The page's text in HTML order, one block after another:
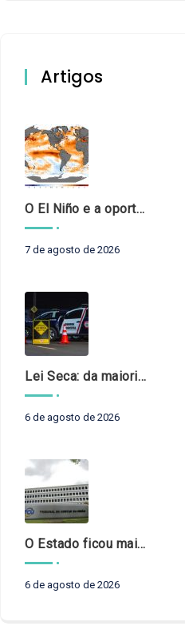
Artigos
O El Niño e a oportunidade de fortalecer o controle externo das políticas climáticas
7 de agosto de 2026
Lei Seca: da maioridade à maturidade
6 de agosto de 2026
O Estado ficou mais complexo. O controle precisa acompanhar
6 de agosto de 2026